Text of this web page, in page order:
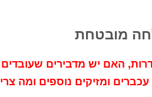
מובטחת
ומזיקים נוספים ומה